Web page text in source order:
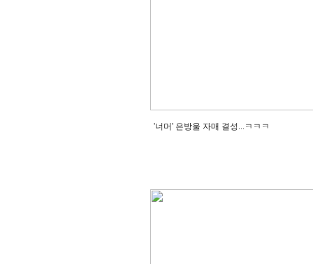
'너머' 은방울 자매 결성...ㅋㅋㅋ